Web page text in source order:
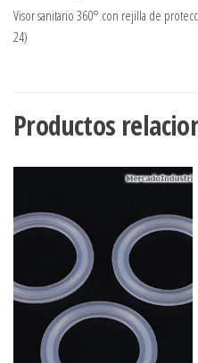
Visor sanitario 360° con rejilla de
24)
Productos